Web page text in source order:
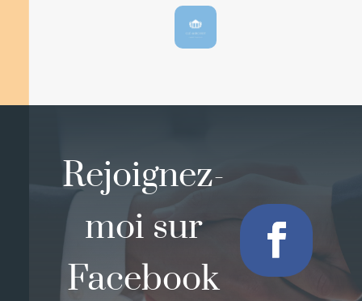
Rejoignez-
moi sur
Facebook